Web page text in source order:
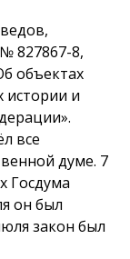
827867-8,
объектах
истории и
все
думе. 7
Госдума
он был
закон был